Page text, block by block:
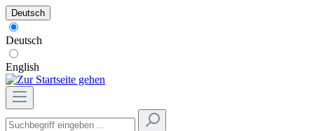
Deutsch
Deutsch
English